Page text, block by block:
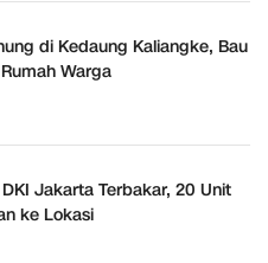
di Kedaung Kaliangke, Bau
Warga
Jakarta Terbakar, 20 Unit
ke Lokasi